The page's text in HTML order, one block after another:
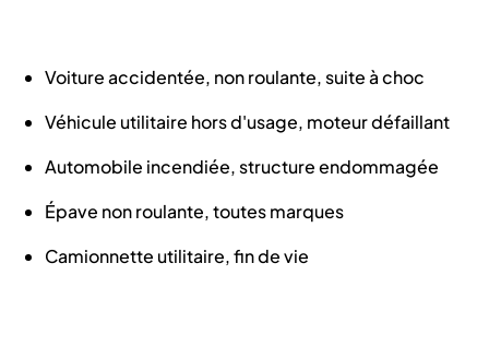
Voiture accidentée, non roulante, suite à choc
Véhicule utilitaire hors d'usage, moteur défaillant
Automobile incendiée, structure endommagée
Épave non roulante, toutes marques
Camionnette utilitaire, fin de vie